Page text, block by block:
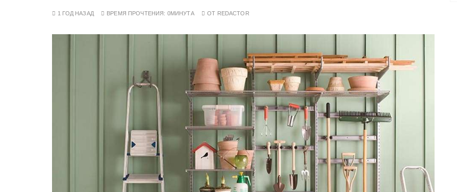
1 ГОД НАЗАД ВРЕМЯ ПРОЧТЕНИЯ: 0МИНУТА ОТ REDACTOR